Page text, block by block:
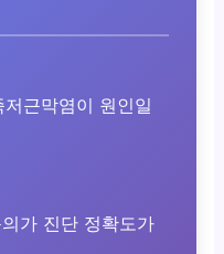
근막염이 원인일
가 진단 정확도가